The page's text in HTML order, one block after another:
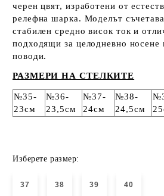
черен цвят, изработени от
релефна шарка. Моделът
стабилен средно висок ток и
подходящи за целодневно носене
поводи.
РАЗМЕРИ НА СТЕЛКИТЕ
№35-
23см
№36-
23,5см
№37-
24см
№38-
24,5см
Изберете размер:
37 38 39 40